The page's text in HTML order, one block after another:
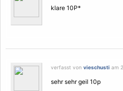
klare 10P*
verfasst von vieschusti am
sehr sehr geil 10p